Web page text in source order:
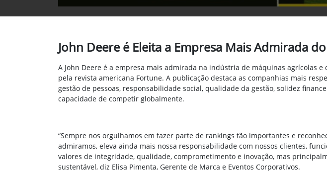
John Deere é Eleita a Empresa Mais Admirada
A John Deere é a empresa mais admirada na indústria de máquinas agrícolas
pela revista americana Fortune. A publicação destaca as companhias mais
gestão de pessoas, responsabilidade social, qualidade da gestão, solidez
capacidade de competir globalmente.
“Sempre nos orgulhamos em fazer parte de rankings tão importantes e
admiramos, eleva ainda mais nossa responsabilidade com nossos clientes,
valores de integridade, qualidade, comprometimento e inovação, mas
sustentável, diz Elisa Pimenta, Gerente de Marca e Eventos Corporativos.